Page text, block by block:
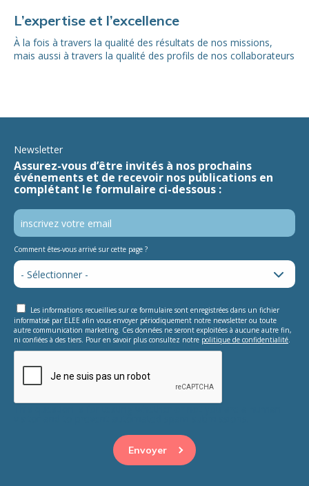
L’expertise et l’excellence
À la fois à travers la qualité des résultats de nos missions,
mais aussi à travers la qualité des profils de nos collaborateurs
Newsletter
Assurez-vous d’être invités à nos prochains
événements et de recevoir nos publications en
complétant le formulaire ci-dessous :
Comment êtes-vous arrivé sur cette page ?
Les informations recueillies sur ce formulaire sont enregistrées dans un fichier
informatisé par ELEE afin vous envoyer périodiquement notre newsletter ou toute
autre communication marketing. Ces données ne seront exploitées à aucune autre fin,
ni confiées à des tiers. Pour en savoir plus consultez notre politique de confidentialité.